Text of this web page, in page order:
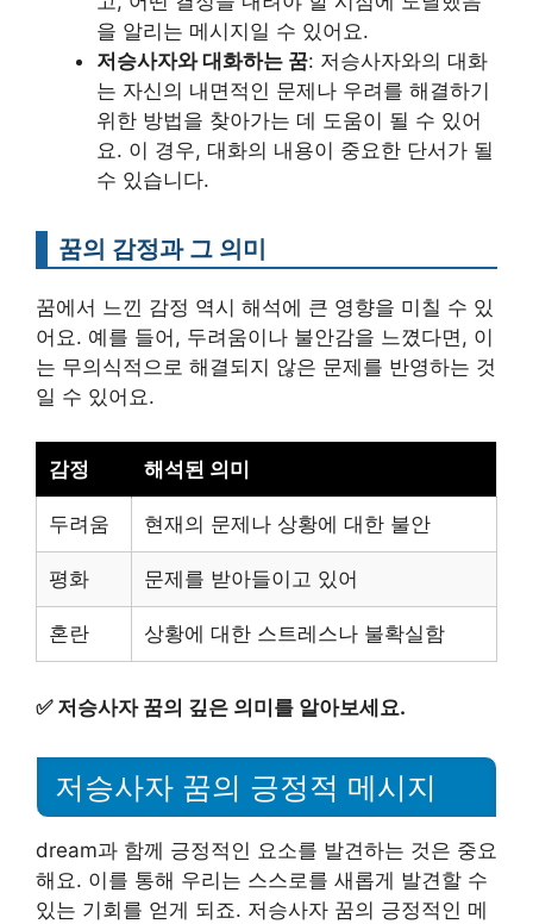
을 알리는 메시지일 수 있어요.
저승사자와 대화하는 꿈: 저승사자와의 대화
는 자신의 내면적인 문제나 우려를 해결하기
위한 방법을 찾아가는 데 도움이 될 수 있어
요. 이 경우, 대화의 내용이 중요한 단서가 될
수 있습니다.
꿈의 감정과 그 의미
꿈에서 느낀 감정 역시 해석에 큰 영향을 미칠 수 있
어요. 예를 들어, 두려움이나 불안감을 느꼈다면, 이
는 무의식적으로 해결되지 않은 문제를 반영하는 것
일 수 있어요.
감정 해석된 의미
두려움 현재의 문제나 상황에 대한 불안
평화 문제를 받아들이고 있어
혼란 상황에 대한 스트레스나 불확실함
✅ 저승사자 꿈의 깊은 의미를 알아보세요.
저승사자 꿈의 긍정적 메시지
dream과 함께 긍정적인 요소를 발견하는 것은 중요
해요. 이를 통해 우리는 스스로를 새롭게 발견할 수
있는 기회를 얻게 되죠. 저승사자 꿈의 긍정적인 메